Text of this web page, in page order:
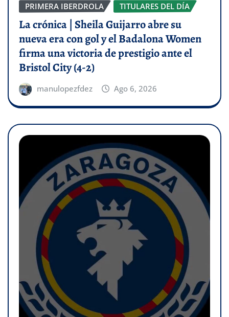
PRIMERA IBERDROLA
TITULARES DEL DÍA
La crónica | Sheila Guijarro abre su
nueva era con gol y el Badalona Women
firma una victoria de prestigio ante el
Bristol City (4-2)
manulopezfdez Ago 6, 2026